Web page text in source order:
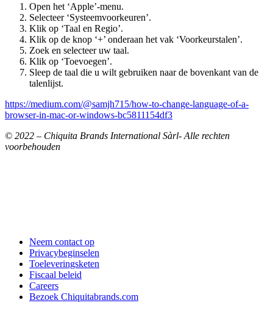
Open het ‘Apple’-menu.
Selecteer ‘Systeemvoorkeuren’.
Klik op ‘Taal en Regio’.
Klik op de knop ‘+’ onderaan het vak ‘Voorkeurstalen’.
Zoek en selecteer uw taal.
Klik op ‘Toevoegen’.
Sleep de taal die u wilt gebruiken naar de bovenkant van de
talenlijst.
https://medium.com/@samjh715/how-to-change-language-of-a-
browser-in-mac-or-windows-bc5811154df3
© 2022 – Chiquita Brands International Sàrl- Alle rechten
voorbehouden
Neem contact op
Privacybeginselen
Toeleveringsketen
Fiscaal beleid
Careers
Bezoek Chiquitabrands.com